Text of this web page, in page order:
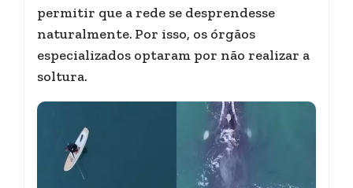
permitir que a rede se desprendesse
naturalmente. Por isso, os órgãos
especializados optaram por não realizar a
soltura.